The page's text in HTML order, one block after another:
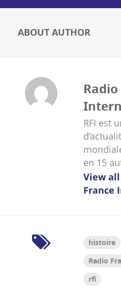
maintenant « les
face à la concurrence
ABOUT AUTHOR
RFI est
en 15
View
France
histoire
Radio
rfi